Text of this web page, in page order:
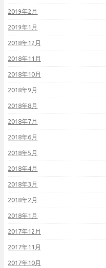
2019年2月
2019年1月
2018年12月
2018年11月
2018年10月
2018年9月
2018年8月
2018年7月
2018年6月
2018年5月
2018年4月
2018年3月
2018年2月
2018年1月
2017年12月
2017年11月
2017年10月